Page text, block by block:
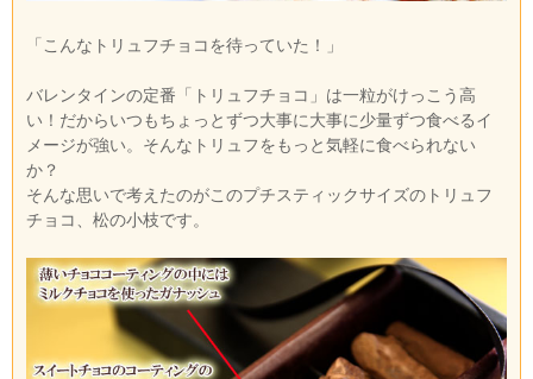
「こんなトリュフチョコを待っていた！」
バレンタインの定番「トリュフチョコ」は一粒がけっこう高
い！だからいつもちょっとずつ大事に大事に少量ずつ食べるイ
メージが強い。そんなトリュフをもっと気軽に食べられない
か？
そんな思いで考えたのがこのプチスティックサイズのトリュフ
チョコ、松の小枝です。